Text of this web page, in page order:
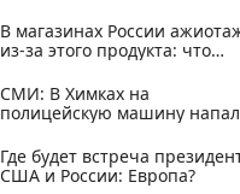
В магазинах России
из-за этого продукта: что
СМИ: В Химках на
полицейскую машину
Где будет встреча
США и России: Европа?